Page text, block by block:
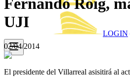
LOGIN
Fernando Roig,
UJI
02/04/2014
El presidente del Villarreal asisitirá al